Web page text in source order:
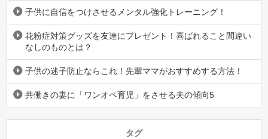
子供に自信をつけさせるメンタル強化トレーニング！
花粉症対策グッズを友達にプレゼント！喜ばれること間違い
なしのものとは？
子供の迷子防止ならこれ！先輩ママがおすすめする方法！
共働きの妻に「ワンオペ育児」をさせる夫の傾向5
タグ